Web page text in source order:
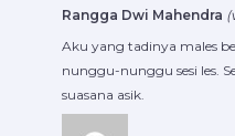
Rangga Dwi Mahendra
Aku yang tadinya males
nunggu-nunggu sesi les.
suasana asik.